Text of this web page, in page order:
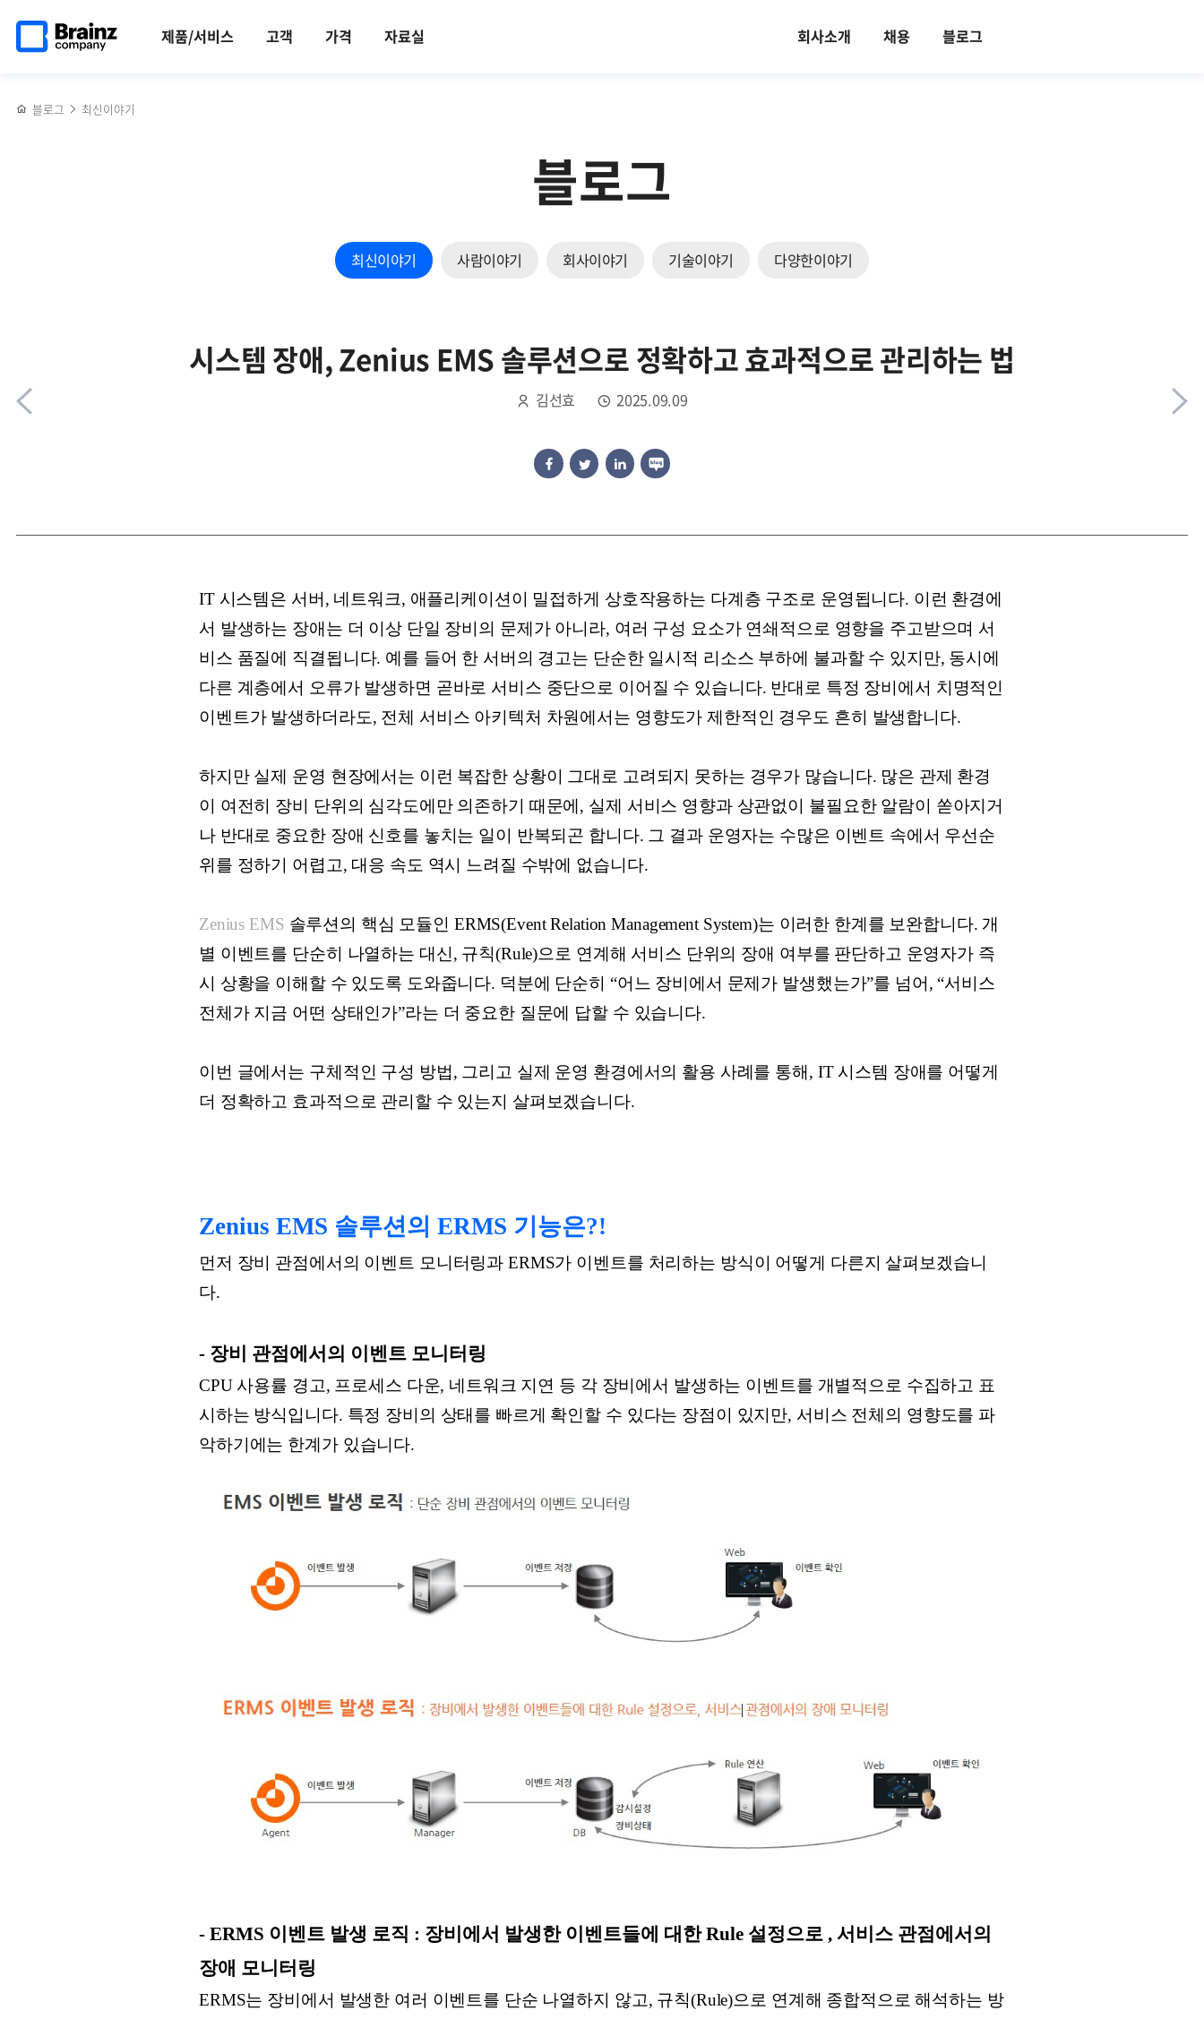
건너뛰기
제품/서비스 고객 가격 자료실 회사소개 채용 블로그
페이지로
블로그 최신이야기
블로그
최신이야기 사람이야기 회사이야기 기술이야기 다양한이야기
Zenius BRMS의 주요 기능과 특장점은?!
시스템 장애, Zenius EMS 솔루션으로 정확하고 효과적으로 관리하는 법
김선효 2025.09.09
공유하기
공유하기
공유하기
공유하기
Opensearch(오픈서치)
Alerting
IT 시스템은 서버, 네트워크, 애플리케이션이 밀접하게 상호작용하는 다계층 구조로 운영됩니다. 이런 환경에
서 발생하는 장애는 더 이상 단일 장비의 문제가 아니라, 여러 구성 요소가 연쇄적으로 영향을 주고받으며 서
비스 품질에 직결됩니다. 예를 들어 한 서버의 경고는 단순한 일시적 리소스 부하에 불과할 수 있지만, 동시에
다른 계층에서 오류가 발생하면 곧바로 서비스 중단으로 이어질 수 있습니다. 반대로 특정 장비에서 치명적인
이벤트가 발생하더라도, 전체 서비스 아키텍처 차원에서는 영향도가 제한적인 경우도 흔히 발생합니다.
하지만 실제 운영 현장에서는 이런 복잡한 상황이 그대로 고려되지 못하는 경우가 많습니다. 많은 관제 환경
이 여전히 장비 단위의 심각도에만 의존하기 때문에, 실제 서비스 영향과 상관없이 불필요한 알람이 쏟아지거
나 반대로 중요한 장애 신호를 놓치는 일이 반복되곤 합니다. 그 결과 운영자는 수많은 이벤트 속에서 우선순
위를 정하기 어렵고, 대응 속도 역시 느려질 수밖에 없습니다.
Zenius EMS 솔루션의 핵심 모듈인 ERMS(Event Relation Management System)는 이러한 한계를 보완합니다. 개
별 이벤트를 단순히 나열하는 대신, 규칙(Rule)으로 연계해 서비스 단위의 장애 여부를 판단하고 운영자가 즉
시 상황을 이해할 수 있도록 도와줍니다. 덕분에 단순히 “어느 장비에서 문제가 발생했는가”를 넘어, “서비스
전체가 지금 어떤 상태인가”라는 더 중요한 질문에 답할 수 있습니다.
이번 글에서는 구체적인 구성 방법, 그리고 실제 운영 환경에서의 활용 사례를 통해, IT 시스템 장애를 어떻게
더 정확하고 효과적으로 관리할 수 있는지 살펴보겠습니다.
Zenius EMS 솔루션의 ERMS 기능은?!
먼저 장비 관점에서의 이벤트 모니터링과 ERMS가 이벤트를 처리하는 방식이 어떻게 다른지 살펴보겠습니
다.
- 장비 관점에서의 이벤트 모니터링
CPU 사용률 경고, 프로세스 다운, 네트워크 지연 등 각 장비에서 발생하는 이벤트를 개별적으로 수집하고 표
시하는 방식입니다. 특정 장비의 상태를 빠르게 확인할 수 있다는 장점이 있지만, 서비스 전체의 영향도를 파
악하기에는 한계가 있습니다.
- ERMS 이벤트 발생 로직 : 장비에서 발생한 이벤트들에 대한 Rule 설정으로 , 서비스 관점에서의
장애 모니터링
ERMS는 장비에서 발생한 여러 이벤트를 단순 나열하지 않고, 규칙(Rule)으로 연계해 종합적으로 해석하는 방